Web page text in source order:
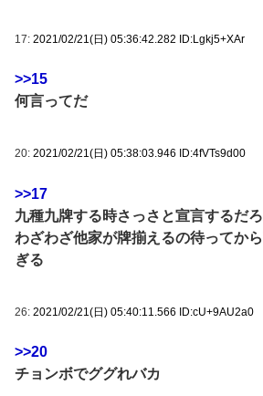
17: 2021/02/21(日) 05:36:42.282 ID:Lgkj5+XAr
>>15
何言ってだ
20: 2021/02/21(日) 05:38:03.946 ID:4fVTs9d00
>>17
九種九牌する時さっさと宣言するだろ
わざわざ他家が牌揃えるの待ってか
ぎる
26: 2021/02/21(日) 05:40:11.566 ID:cU+9AU2a0
>>20
チョンボでググれバカ